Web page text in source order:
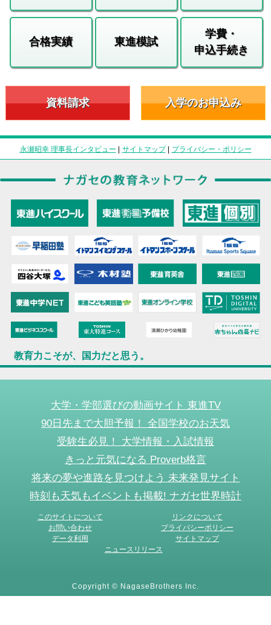
合格実績 東進模試
学費・
申込手続き
資料請求 入学のお申込み
永瀬昭幸 理事長インタビュー | サイトマップ| プライバシー・ポリシー
教育力こそが、国力だと思う。
大学・学部選びの動画サイト 東進TV
90日先まで大胆予報！ 全国学校のお天気
受験生必見！ 大学情報・入試情報
きっと元気になる Proverb格言
将来の夢や進路を見つけよう 未来発見サイト
時刻も天気もイベントも掲載! ナガセ世界時計
このサイトについて
リンクについて
お問い合わせ
プライバシーポリシー
データ利用
サイトマップ
ニュースリリース
Copyright © NagaseBrothers Inc.